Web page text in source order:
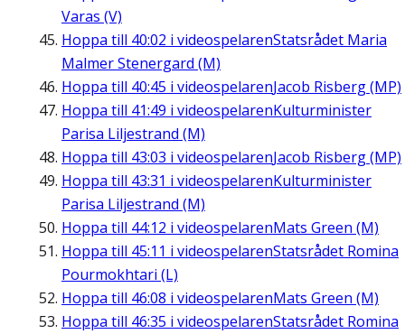
Varas (V)
Hoppa till 40:02 i videospelarenStatsrådet Maria
Malmer Stenergard (M)
Hoppa till 40:45 i videospelarenJacob Risberg (MP)
Hoppa till 41:49 i videospelarenKulturminister
Parisa Liljestrand (M)
Hoppa till 43:03 i videospelarenJacob Risberg (MP)
Hoppa till 43:31 i videospelarenKulturminister
Parisa Liljestrand (M)
Hoppa till 44:12 i videospelarenMats Green (M)
Hoppa till 45:11 i videospelarenStatsrådet Romina
Pourmokhtari (L)
Hoppa till 46:08 i videospelarenMats Green (M)
Hoppa till 46:35 i videospelarenStatsrådet Romina